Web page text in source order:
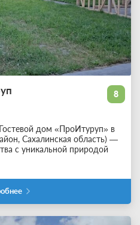
8
дом «ПроИтуруп» в
Сахалинская область) —
с уникальной природой